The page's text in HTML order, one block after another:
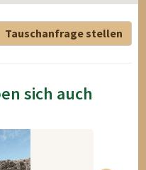
Tauschanfrage stellen
sich auch